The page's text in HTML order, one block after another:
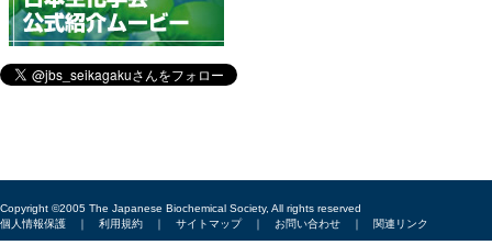
Copyright ©2005 The Japanese Biochemical Society, All rights reserved
個人情報保護 ｜ 利用規約 ｜ サイトマップ｜ お問い合わせ ｜ 関連リンク